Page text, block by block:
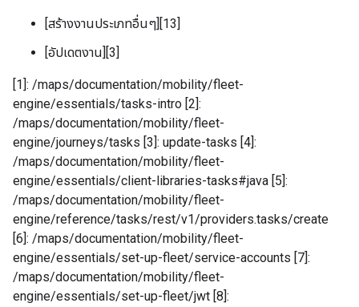
[สร้างงานประเภทอื่นๆ][13]
[อัปเดตงาน][3]
[1]: /maps/documentation/mobility/fleet-
engine/essentials/tasks-intro [2]:
/maps/documentation/mobility/fleet-
engine/journeys/tasks [3]: update-tasks [4]:
/maps/documentation/mobility/fleet-
engine/essentials/client-libraries-tasks#java [5]:
/maps/documentation/mobility/fleet-
engine/reference/tasks/rest/v1/providers.tasks/create
[6]: /maps/documentation/mobility/fleet-
engine/essentials/set-up-fleet/service-accounts [7]:
/maps/documentation/mobility/fleet-
engine/essentials/set-up-fleet/jwt [8]: